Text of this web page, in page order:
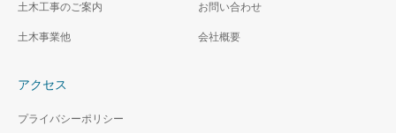
土木工事のご案内
土木事業他
お問い合わせ
会社概要
アクセス
プライバシーポリシー